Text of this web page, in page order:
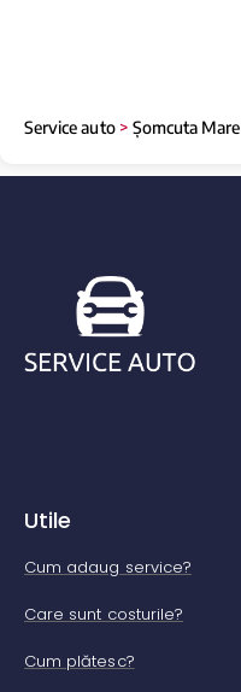
Service auto> Șomcuta Mare
Utile
Cum adaug service?
Care sunt costurile?
Cum plătesc?